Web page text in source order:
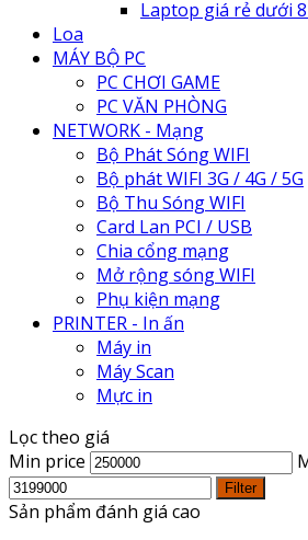
Laptop giá rẻ dưới
Loa
MÁY BỘ PC
PC CHƠI GAME
PC VĂN PHÒNG
NETWORK - Mạng
Bộ Phát Sóng WIFI
Bộ phát WIFI 3G / 4G / 5G
Bộ Thu Sóng WIFI
Card Lan PCI / USB
Chia cổng mạng
Mở rộng sóng WIFI
Phụ kiện mạng
PRINTER - In ấn
Máy in
Máy Scan
Mực in
Lọc theo giá
Min price
Filter
Sản phẩm đánh giá cao